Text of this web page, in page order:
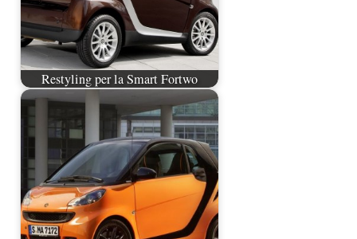
Restyling per la Smart Fortwo